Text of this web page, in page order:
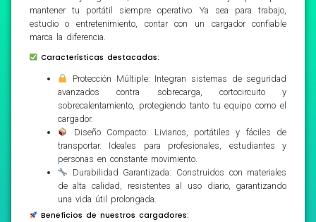
mantener tu portátil siempre operativo. Ya sea para trabajo,
estudio o entretenimiento, contar con un cargador confiable
marca la diferencia.
Características destacadas:
Protección Múltiple: Integran sistemas de seguridad
avanzados contra sobrecarga, cortocircuito y
sobrecalentamiento, protegiendo tanto tu equipo como el
cargador.
Diseño Compacto: Livianos, portátiles y fáciles de
transportar. Ideales para profesionales, estudiantes y
personas en constante movimiento.
Durabilidad Garantizada: Construidos con materiales
de alta calidad, resistentes al uso diario, garantizando
una vida útil prolongada.
Beneficios de nuestros cargadores: